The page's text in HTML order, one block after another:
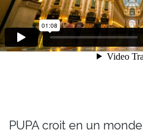
PUPA croit en un monde